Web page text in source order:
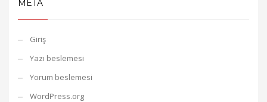
META
Giriş
Yazı beslemesi
Yorum beslemesi
WordPress.org